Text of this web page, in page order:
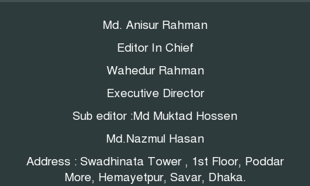
Md. Anisur Rahman
Editor In Chief
Wahedur Rahman
Executive Director
Sub editor :Md Muktad Hossen
Md.Nazmul Hasan
Address : Swadhinata Tower , 1st Floor, Poddar
More, Hemayetpur, Savar, Dhaka.